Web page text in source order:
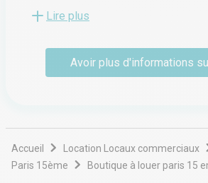
visant à simplifier la recherche de
surfaces de bureaux et de commerces
cents mètres carrés, répondant ainsi
spécifiques des start-ups en
Lire plus
Avoir plus d'informations
Accueil Location Locaux commerciaux
Paris 15ème
Boutique à louer paris 15